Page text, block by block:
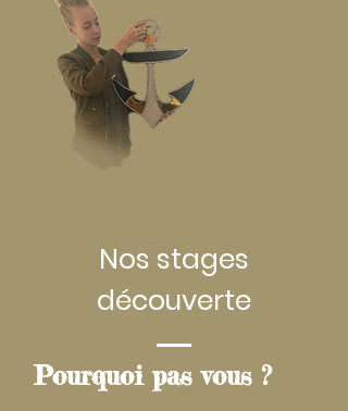
Nos stages
découverte
Pourquoi pas vous ?